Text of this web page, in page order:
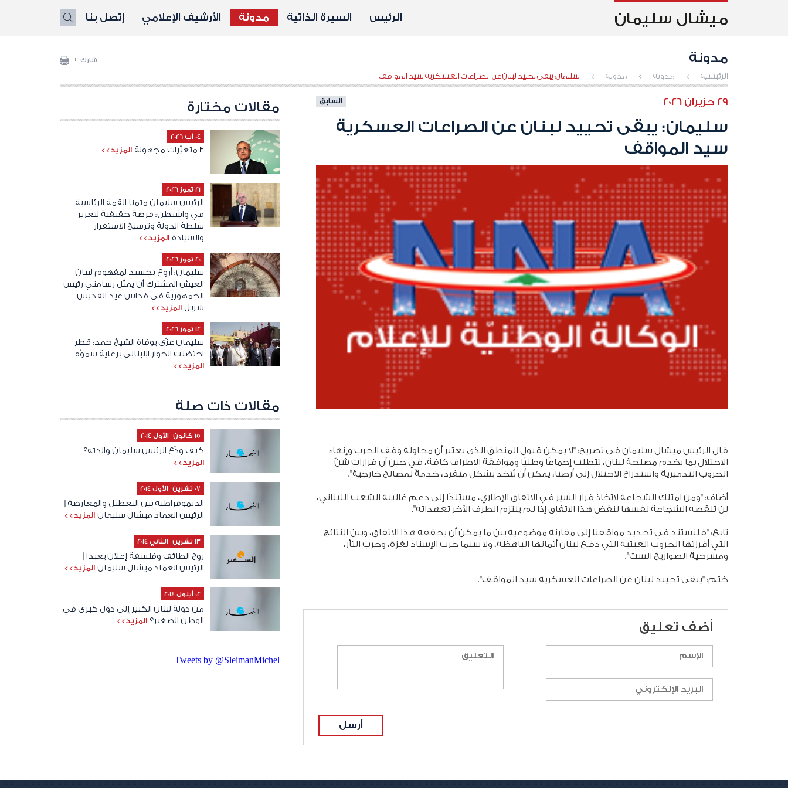
ميشال سليمان الرئيس السيرة الذاتية مدونة الأرشيف الإعلامي إتصل بنا X
شارك مدونة
الرئيسية > مدونة > مدونة > سليمان: يبقى تحييد لبنان عن الصراعات العسكرية سيد المواقف
29 حزيران 2026 السابق
سليمان: يبقى تحييد لبنان عن الصراعات العسكرية
سيد المواقف
قال الرئيس ميشال سليمان في تصريح: "لا يمكن قبول المنطق الذي يعتبر أن محاولة وقف الحرب وإنهاء
الاحتلال بما يخدم مصلحة لبنان، تتطلب إجماعًا وطنيًا وموافقة الاطراف كافة، في حين أن قرارات شنّ
الحروب التدميرية واستدراج الاحتلال إلى أرضنا، يمكن أن تُتخذ بشكل منفرد، خدمةً لمصالح خارجية".
أضاف: "ومن امتلك الشجاعة لاتخاذ قرار السير في الاتفاق الإطاري، مستندًا إلى دعم غالبية الشعب اللبناني،
لن تنقصه الشجاعة نفسها لنقض هذا الاتفاق إذا لم يلتزم الطرف الآخر تعهداته".
تابع: "فلنستند في تحديد مواقفنا إلى مقارنة موضوعية بين ما يمكن أن يحققه هذا الاتفاق، وبين النتائج
التي أفرزتها الحروب العبثية التي دفع لبنان أثمانها الباهظة، ولا سيما حرب الإسناد لغزة، وحرب الثأر،
ومسرحية الصواريخ الست".
ختم: "يبقى تحييد لبنان عن الصراعات العسكرية سيد المواقف".
أضف تعليق
أرسل
مقالات مختارة
04 آب 2026
3 متغيّرات مجهولة المزيد>>
21 تموز 2026
الرئيس سليمان مثمنا القمة الرئاسية
في واشنطن: فرصة حقيقية لتعزيز
سلطة الدولة وترسيخ الاستقرار
والسيادة المزيد>>
20 تموز 2026
سليمان: أروع تجسيد لمفهوم لبنان
العيش المشترك أن يمثّل رسامني رئيس
الجمهورية في قداس عيد القديس
شربل المزيد>>
12 تموز 2026
سليمان عزّى بوفاة الشيخ حمد: قطر
احتضنت الحوار اللبناني برعاية سموّه
المزيد>>
مقالات ذات صلة
15 كانون الأول 2014
كيف ودّع الرئيس سليمان والدته؟
المزيد>>
07 تشرين الأول 2014
الديموقراطية بين التعطيل والمعارضة |
الرئيس العماد ميشال سليمان المزيد>>
13 تشرين الثاني 2014
روح الطائف وفلسفة إعلان بعبدا |
الرئيس العماد ميشال سليمان المزيد>>
02 أيلول 2014
من دولة لبنان الكبير إلى دول كبرى في
الوطن الصغير؟ المزيد>>
Tweets by @SleimanMichel